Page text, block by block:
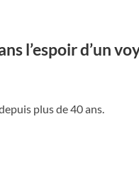
l’espoir d’un
plus de 40 ans.